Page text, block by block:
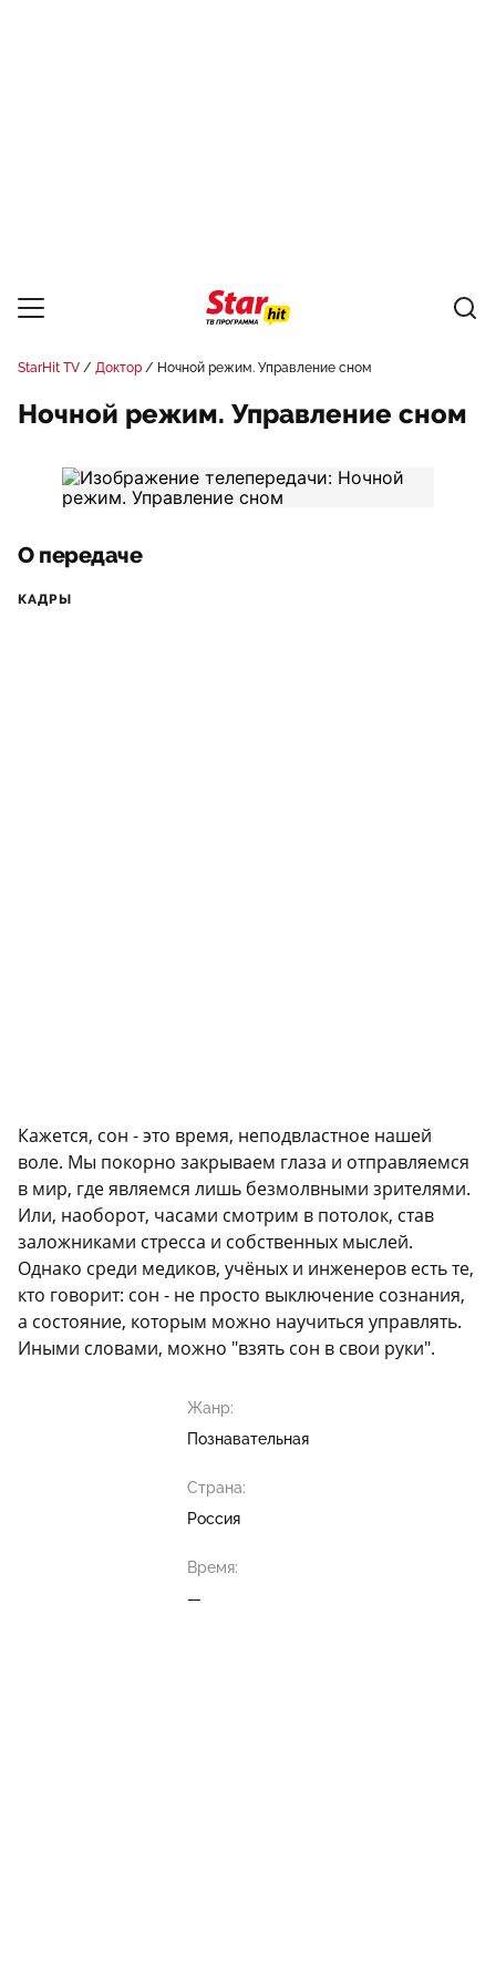
StarHit TV Доктор Ночной режим. Управление сном
Ночной режим. Управление сном
О передаче
КАДРЫ
Кажется, сон - это время, неподвластное нашей
воле. Мы покорно закрываем глаза и отправляемся
в мир, где являемся лишь безмолвными зрителями.
Или, наоборот, часами смотрим в потолок, став
заложниками стресса и собственных мыслей.
Однако среди медиков, учёных и инженеров есть те,
кто говорит: сон - не просто выключение сознания,
а состояние, которым можно научиться управлять.
Иными словами, можно "взять сон в свои руки".
Жанр:
Познавательная
Страна:
Россия
Время:
—